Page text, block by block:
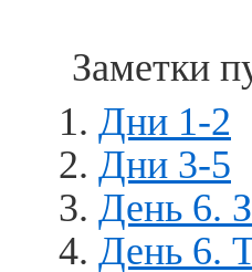
Заметки
Дни 1-2
Дни 3-5
День 6.
День 6.